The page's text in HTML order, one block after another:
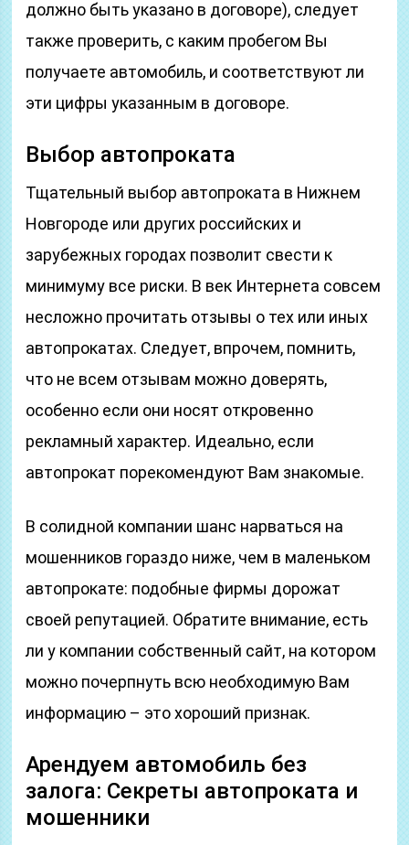
должно быть указано в договоре), следует
также проверить, с каким пробегом Вы
получаете автомобиль, и соответствуют ли
эти цифры указанным в договоре.
Выбор автопроката
Тщательный выбор автопроката в Нижнем
Новгороде или других российских и
зарубежных городах позволит свести к
минимуму все риски. В век Интернета совсем
несложно прочитать отзывы о тех или иных
автопрокатах. Следует, впрочем, помнить,
что не всем отзывам можно доверять,
особенно если они носят откровенно
рекламный характер. Идеально, если
автопрокат порекомендуют Вам знакомые.
В солидной компании шанс нарваться на
мошенников гораздо ниже, чем в маленьком
автопрокате: подобные фирмы дорожат
своей репутацией. Обратите внимание, есть
ли у компании собственный сайт, на котором
можно почерпнуть всю необходимую Вам
информацию – это хороший признак.
Арендуем автомобиль без
залога: Секреты автопроката и
мошенники